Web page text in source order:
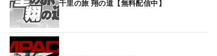
千里の旅 翔の道【無料配信中】